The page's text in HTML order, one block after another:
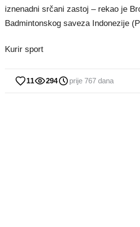
iznenadni srčani zastoj – rekao je
Badmintonskog saveza Indonezije
Kurir sport
11 294 prije 767 dana